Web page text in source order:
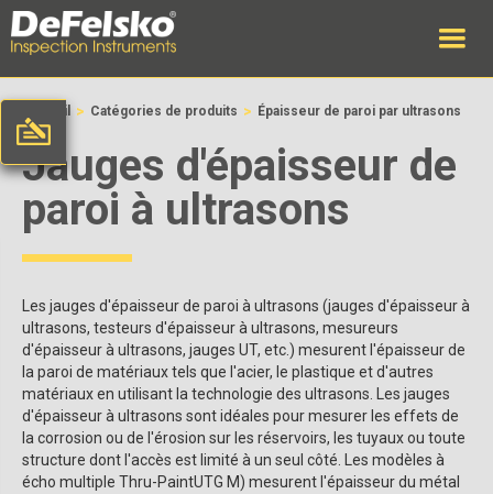
Accueil > Catégories de produits > Épaisseur de paroi par ultrasons
Jauges d'épaisseur de
paroi à ultrasons
Les jauges d'épaisseur de paroi à ultrasons (jauges d'épaisseur à
ultrasons, testeurs d'épaisseur à ultrasons, mesureurs
d'épaisseur à ultrasons, jauges UT, etc.) mesurent l'épaisseur de
la paroi de matériaux tels que l'acier, le plastique et d'autres
matériaux en utilisant la technologie des ultrasons. Les jauges
d'épaisseur à ultrasons sont idéales pour mesurer les effets de
la corrosion ou de l'érosion sur les réservoirs, les tuyaux ou toute
structure dont l'accès est limité à un seul côté. Les modèles à
écho multiple Thru-PaintUTG M) mesurent l'épaisseur du métal